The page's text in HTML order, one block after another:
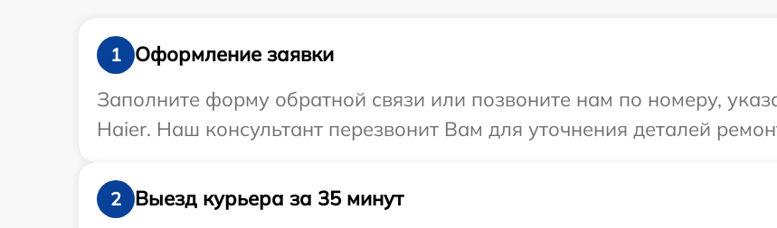
1
Оформление заявки
Заполните форму обратной связи или позвоните нам по номеру,
Haier. Наш консультант перезвонит Вам для уточнения деталей
2
Выезд курьера за 35 минут